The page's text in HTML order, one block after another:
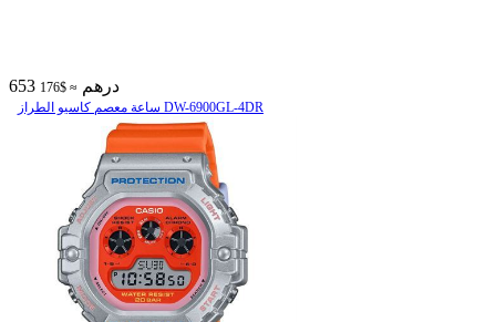
653 درهم ≈ $176
ساعة معصم کاسیو الطراز DW-6900GL-4DR